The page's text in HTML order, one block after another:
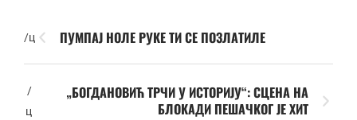
/ц ПУМПАЈ НОЛЕ РУКЕ ТИ СЕ ПОЗЛАТИЛЕ
/
ц
„БОГДАНОВИЋ ТРЧИ У ИСТОРИЈУ“: СЦЕНА НА
БЛОКАДИ ПЕШАЧКОГ ЈЕ ХИТ